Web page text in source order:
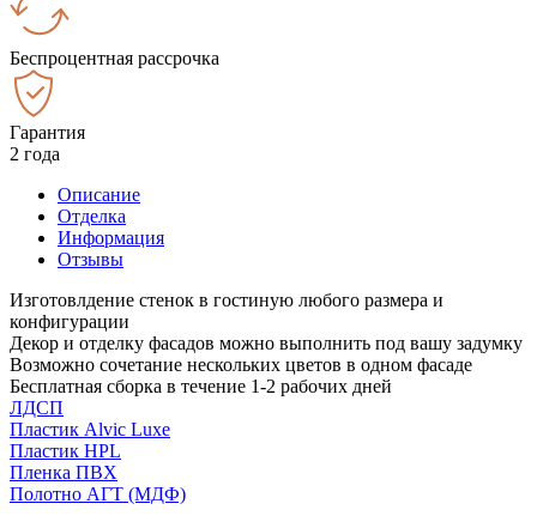
Беспроцентная рассрочка
Гарантия
2 года
Описание
Отделка
Информация
Отзывы
Изготовлдение стенок в гостиную любого размера и
конфигурации
Декор и отделку фасадов можно выполнить под вашу задумку
Возможно сочетание нескольких цветов в одном фасаде
Бесплатная сборка в течение 1-2 рабочих дней
ЛДСП
Пластик Alvic Luxe
Пластик HPL
Пленка ПВХ
Полотно АГТ (МДФ)